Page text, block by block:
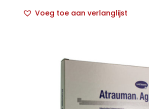
Voeg toe aan verlanglijst